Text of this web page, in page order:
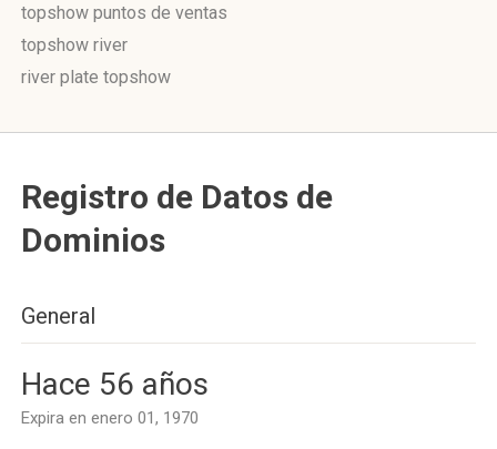
topshow puntos de ventas
topshow river
river plate topshow
Registro de Datos de
Dominios
General
Hace 56 años
Expira en enero 01, 1970